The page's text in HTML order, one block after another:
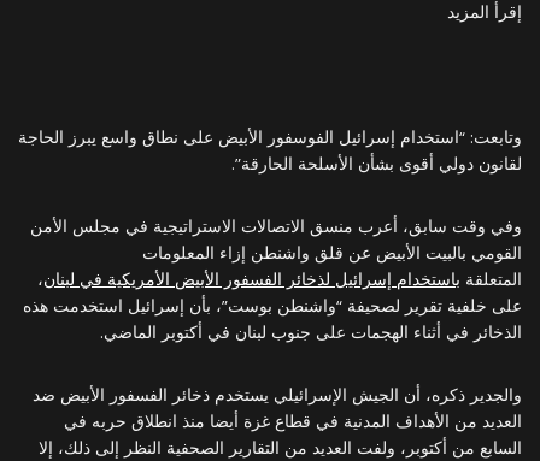
إقرأ المزيد
وتابعت: “استخدام إسرائيل الفوسفور الأبيض على نطاق واسع يبرز الحاجة
لقانون دولي أقوى بشأن الأسلحة الحارقة”.
وفي وقت سابق، أعرب منسق الاتصالات الاستراتيجية في مجلس الأمن
القومي بالبيت الأبيض عن قلق واشنطن إزاء المعلومات
المتعلقة باستخدام إسرائيل لذخائر الفسفور الأبيض الأمريكية في لبنان،
على خلفية تقرير لصحيفة “واشنطن بوست”، بأن إسرائيل استخدمت هذه
الذخائر في أثناء الهجمات على جنوب لبنان في أكتوبر الماضي.
والجدير ذكره، أن الجيش الإسرائيلي يستخدم ذخائر الفسفور الأبيض ضد
العديد من الأهداف المدنية في قطاع غزة أيضا منذ انطلاق حربه في
السابع من أكتوبر، ولفت العديد من التقارير الصحفية النظر إلى ذلك، إلا